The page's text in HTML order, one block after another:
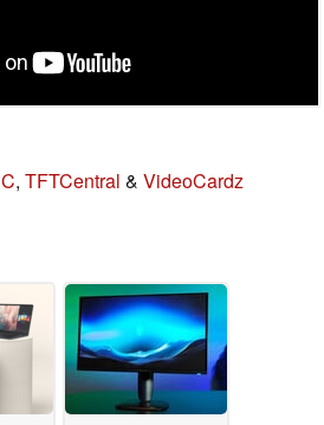
, TFTCentral & VideoCardz